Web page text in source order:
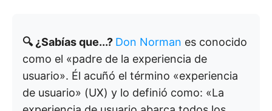
🔍 ¿Sabías que...? Don Norman es conocido
como el «padre de la experiencia de
usuario». Él acuñó el término «experiencia
de usuario» (UX) y lo definió como: «La